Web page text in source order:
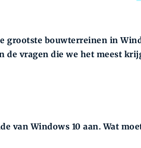
grootste bouwterreinen in
de vragen die we het meest
van Windows 10 aan. Wat